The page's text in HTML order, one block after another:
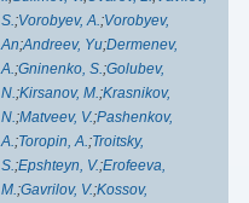
S.;Vorobyev, A.;Vorobyev,
An;Andreev, Yu;Dermenev,
A.;Gninenko, S.;Golubev,
N.;Kirsanov, M.;Krasnikov,
N.;Matveev, V.;Pashenkov,
A.;Toropin, A.;Troitsky,
S.;Epshteyn, V.;Erofeeva,
M.;Gavrilov, V.;Kossov,